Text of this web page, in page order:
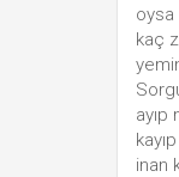
oysa
kaç
ayıp
inan